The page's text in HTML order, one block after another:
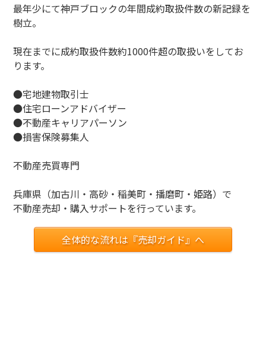
最年少にて神戸ブロックの年間成約取扱件数の新記録を
樹立。
現在までに成約取扱件数約1000件超の取扱いをしてお
ります。
●宅地建物取引士
●住宅ローンアドバイザー
●不動産キャリアパーソン
●損害保険募集人
不動産売買専門
兵庫県（加古川・高砂・稲美町・播磨町・姫路）で
不動産売却・購入サポートを行っています。
全体的な流れは『売却ガイド』へ